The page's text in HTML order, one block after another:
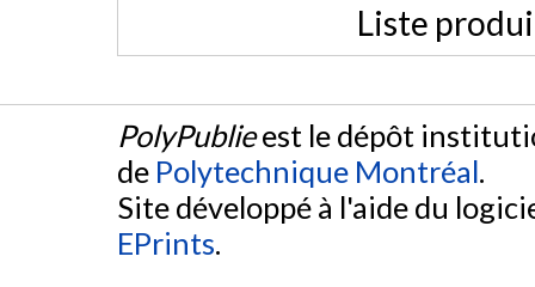
Liste
PolyPublieest le dépôt
de Polytechnique Montréal.
Site développé à l'aide du
EPrints.